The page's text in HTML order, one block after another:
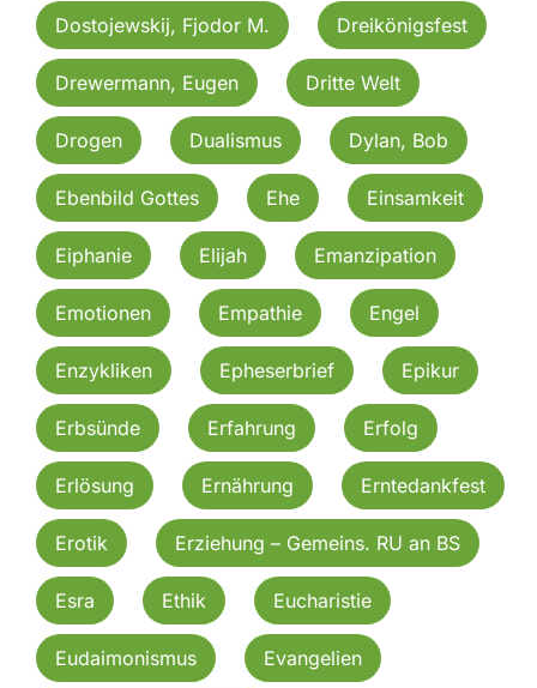
Dostojewskij, Fjodor M. Dreikönigsfest
Drewermann, Eugen Dritte Welt
Drogen Dualismus Dylan, Bob
Ebenbild Gottes Ehe Einsamkeit
Eiphanie Elijah Emanzipation
Emotionen Empathie Engel
Enzykliken Epheserbrief Epikur
Erbsünde Erfahrung Erfolg
Erlösung Ernährung Erntedankfest
Erotik Erziehung – Gemeins. RU an BS
Esra Ethik Eucharistie
Eudaimonismus Evangelien